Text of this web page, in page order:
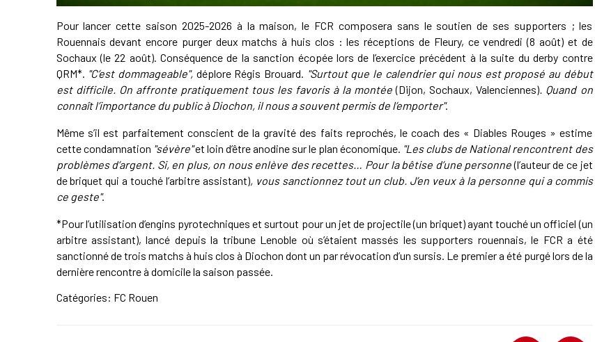
Pour lancer cette saison 2025-2026 à la maison, le FCR composera sans le soutien de ses supporters ; les
Rouennais devant encore purger deux matchs à huis clos : les réceptions de Fleury, ce vendredi (8 août) et de
Sochaux (le 22 août). Conséquence de la sanction écopée lors de l’exercice précédent à la suite du derby contre
QRM*. "C’est dommageable",déplore Régis Brouard. "Surtout que le calendrier qui nous est proposé au début
est difficile. On affronte pratiquement tous les favoris à la montée(Dijon, Sochaux, Valenciennes). Quand on
connaît l’importance du public à Diochon, il nous a souvent permis de l’emporter".
Même s’il est parfaitement conscient de la gravité des faits reprochés, le coach des « Diables Rouges » estime
cette condamnation "sévère"et loin d’être anodine sur le plan économique. "Les clubs de National rencontrent des
problèmes d’argent. Si, en plus, on nous enlève des recettes… Pour la bêtise d’une personne(l’auteur de ce jet
de briquet qui a touché l’arbitre assistant), vous sanctionnez tout un club. J’en veux à la personne qui a commis
ce geste".
*Pour l’utilisation d’engins pyrotechniques et surtout pour un jet de projectile (un briquet) ayant touché un officiel (un
arbitre assistant), lancé depuis la tribune Lenoble où s’étaient massés les supporters rouennais, le FCR a été
sanctionné de trois matchs à huis clos à Diochon dont un par révocation d’un sursis. Le premier a été purgé lors de la
dernière rencontre à domicile la saison passée.
Catégories: FC Rouen